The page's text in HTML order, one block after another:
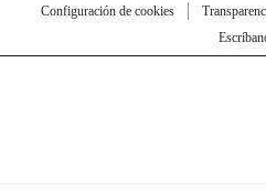
Configuración de cookies